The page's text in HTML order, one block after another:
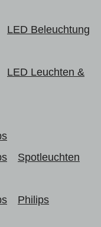
LED Beleuchtung
LED Leuchten &
Spotleuchten
Philips